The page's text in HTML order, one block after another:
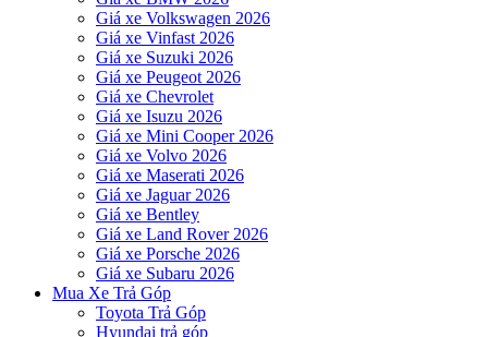
Giá xe Volkswagen 2026
Giá xe Vinfast 2026
Giá xe Suzuki 2026
Giá xe Peugeot 2026
Giá xe Chevrolet
Giá xe Isuzu 2026
Giá xe Mini Cooper 2026
Giá xe Volvo 2026
Giá xe Maserati 2026
Giá xe Jaguar 2026
Giá xe Bentley
Giá xe Land Rover 2026
Giá xe Porsche 2026
Giá xe Subaru 2026
Mua Xe Trả Góp
Toyota Trả Góp
Hyundai trả góp